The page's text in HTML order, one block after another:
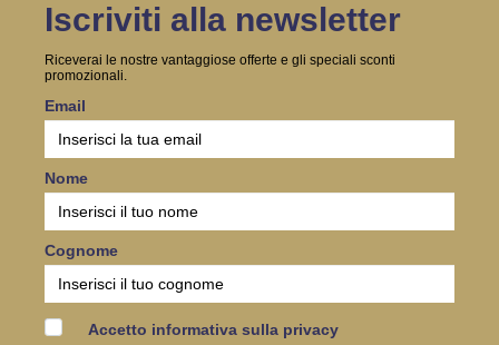
Iscriviti alla newsletter
Riceverai le nostre vantaggiose offerte e gli speciali sconti
promozionali.
Email
Nome
Cognome
Accetto informativa sulla privacy